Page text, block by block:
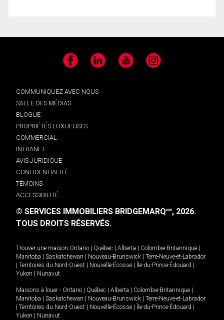
Facebook LinkedIn YouTube Instagram
COMMUNIQUEZ AVEC NOUS
SALLE DES MÉDIAS
BLOGUE
PROPRIÉTÉS LUXUEUSES
COMMERCIAL
INTRANET
AVIS JURIDIQUE
CONFIDENTIALITÉ
TÉMOINS
ACCESSIBILITÉ
© SERVICES IMMOBILIERS BRIDGEMARQMD, 2026.
TOUS DROITS RÉSERVÉS.
Trouver une maison Ontario Québec Alberta Colombie-Britannique
Manitoba
Saskatchewan Nouveau-Brunswick
Terre-Neuve-et-Labrador
Territoires du Nord-Ouest Nouvelle-Écosse Île-du-Prince-Édouard
Yukon
Nunavut.
Maisons à louer - Ontario Québec Alberta Colombie-Britannique
Manitoba
Saskatchewan Nouveau-Brunswick
Terre-Neuve-et-Labrador
Territoires du Nord-Ouest Nouvelle-Écosse Île-du-Prince-Édouard
Yukon
Nunavut.